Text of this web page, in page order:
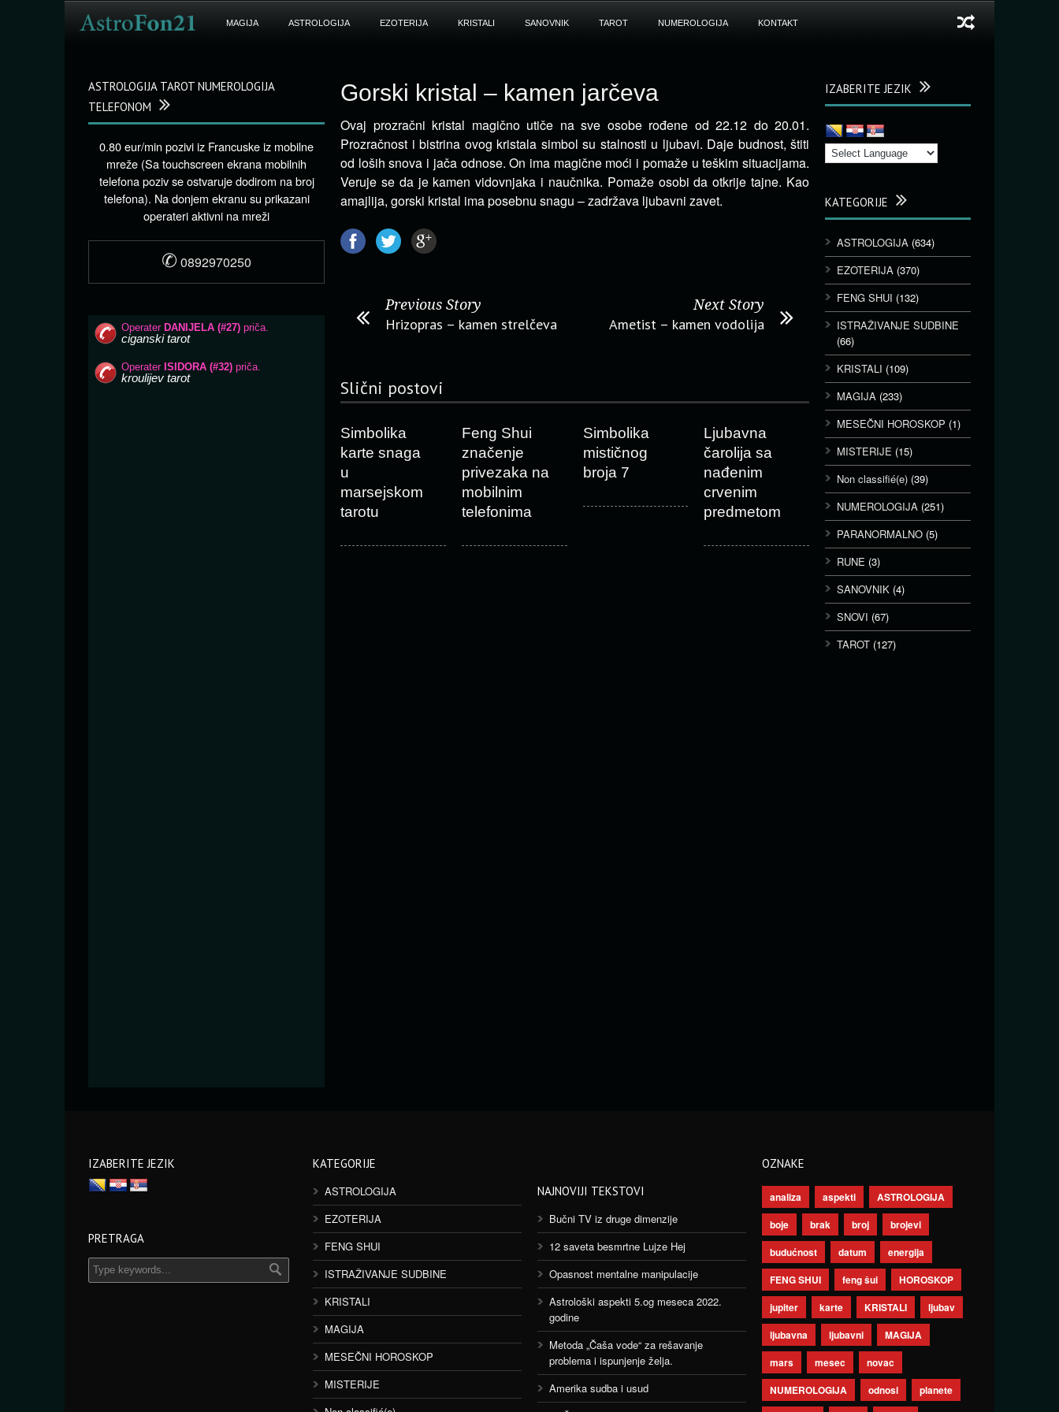
MAGIJA ASTROLOGIJA EZOTERIJA KRISTALI SANOVNIK TAROT NUMEROLOGIJA KONTAKT
Gorski kristal – kamen jarčeva
Ovaj prozračni kristal magično utiče na sve osobe rođene od 22.12 do 20.01.
Prozračnost i bistrina ovog kristala simbol su stalnosti u ljubavi. Daje budnost, štiti
od loših snova i jača odnose. On ima magične moći i pomaže u teškim situacijama.
Veruje se da je kamen vidovnjaka i naučnika. Pomaže osobi da otkrije tajne. Kao
amajlija, gorski kristal ima posebnu snagu – zadržava ljubavni zavet.
Previous Story
Hrizopras – kamen strelčeva
Next Story
Ametist – kamen vodolija
Slični postovi
Simbolika
karte snaga
u
marsejskom
tarotu
Feng Shui
značenje
privezaka na
mobilnim
telefonima
Simbolika
mističnog
broja 7
Ljubavna
čarolija sa
nađenim
crvenim
predmetom
IZABERITE JEZIK
KATEGORIJE
ASTROLOGIJA (634)
EZOTERIJA (370)
FENG SHUI (132)
ISTRAŽIVANJE SUDBINE
(66)
KRISTALI (109)
MAGIJA (233)
MESEČNI HOROSKOP (1)
MISTERIJE (15)
Non classifié(e) (39)
NUMEROLOGIJA (251)
PARANORMALNO (5)
RUNE (3)
SANOVNIK (4)
SNOVI (67)
TAROT (127)
ASTROLOGIJA TAROT NUMEROLOGIJA
TELEFONOM
0.80 eur/min pozivi iz Francuske iz mobilne
mreže (Sa touchscreen ekrana mobilnih
telefona poziv se ostvaruje dodirom na broj
telefona). Na donjem ekranu su prikazani
operateri aktivni na mreži
✆ 0892970250
IZABERITE JEZIK
PRETRAGA
KATEGORIJE
ASTROLOGIJA
EZOTERIJA
FENG SHUI
ISTRAŽIVANJE SUDBINE
KRISTALI
MAGIJA
MESEČNI HOROSKOP
MISTERIJE
NAJNOVIJI TEKSTOVI
Bučni TV iz druge dimenzije
12 saveta besmrtne Lujze Hej
Opasnost mentalne manipulacije
Astrološki aspekti 5.og meseca 2022.
godine
Metoda „Čaša vode“ za rešavanje
problema i ispunjenje želja.
Amerika sudba i usud
OZNAKE
analiza aspekti
ASTROLOGIJA
boje
brak broj
brojevi
budućnost
datum
energija
FENG SHUI
feng šui
HOROSKOP
jupiter
karte KRISTALI
ljubav
ljubavna
ljubavni
MAGIJA
mars
mesec
novac
NUMEROLOGIJA
odnosi
planete